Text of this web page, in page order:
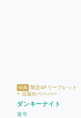
特典
限定4Pリーフレット
+ 出版社ペーパー
ダンキーナイト
屋号